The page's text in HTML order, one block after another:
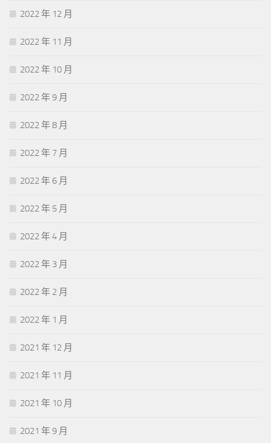
2022 年 12 月
2022 年 11 月
2022 年 10 月
2022 年 9 月
2022 年 8 月
2022 年 7 月
2022 年 6 月
2022 年 5 月
2022 年 4 月
2022 年 3 月
2022 年 2 月
2022 年 1 月
2021 年 12 月
2021 年 11 月
2021 年 10 月
2021 年 9 月